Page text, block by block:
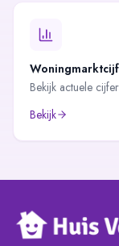
Bekijk actuele
Bekijk